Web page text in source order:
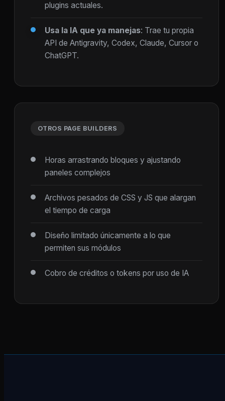
plugins actuales.
Usa la IA que ya manejas: Trae tu propia
API de Antigravity, Codex, Claude, Cursor o
ChatGPT.
OTROS PAGE BUILDERS
Horas arrastrando bloques y ajustando
paneles complejos
Archivos pesados de CSS y JS que alargan
el tiempo de carga
Diseño limitado únicamente a lo que
permiten sus módulos
Cobro de créditos o tokens por uso de IA